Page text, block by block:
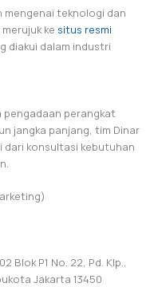
mengenai teknologi dan
ke situs resmi
diakui dalam industri
pengadaan perangkat
jangka panjang, tim Dinar
dari konsultasi kebutuhan
Blok P1 No. 22, Pd. Klp.,
Jakarta 13450